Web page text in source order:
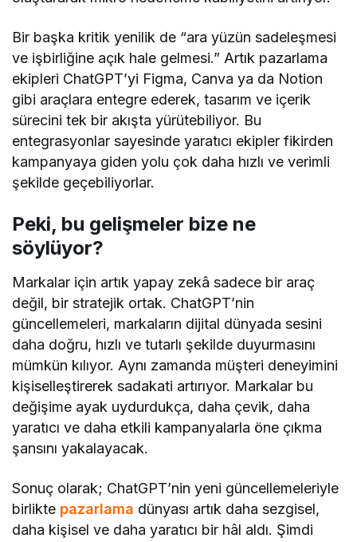
Bir başka kritik yenilik de “ara yüzün sadeleşmesi
ve işbirliğine açık hale gelmesi.” Artık pazarlama
ekipleri ChatGPT’yi Figma, Canva ya da Notion
gibi araçlara entegre ederek, tasarım ve içerik
sürecini tek bir akışta yürütebiliyor. Bu
entegrasyonlar sayesinde yaratıcı ekipler fikirden
kampanyaya giden yolu çok daha hızlı ve verimli
şekilde geçebiliyorlar.
Peki, bu gelişmeler bize ne
söylüyor?
Markalar için artık yapay zekâ sadece bir araç
değil, bir stratejik ortak. ChatGPT’nin
güncellemeleri, markaların dijital dünyada sesini
daha doğru, hızlı ve tutarlı şekilde duyurmasını
mümkün kılıyor. Aynı zamanda müşteri deneyimini
kişiselleştirerek sadakati artırıyor. Markalar bu
değişime ayak uydurdukça, daha çevik, daha
yaratıcı ve daha etkili kampanyalarla öne çıkma
şansını yakalayacak.
Sonuç olarak; ChatGPT’nin yeni güncellemeleriyle
birlikte pazarlama dünyası artık daha sezgisel,
daha kişisel ve daha yaratıcı bir hâl aldı. Şimdi